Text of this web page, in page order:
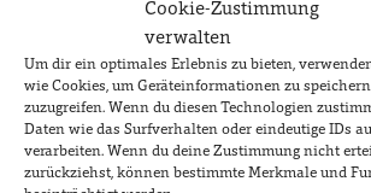
Cookie-Zustimmung
verwalten
Um dir ein optimales Erlebnis zu bieten,
wie Cookies, um Geräteinformationen zu
zuzugreifen. Wenn du diesen Technologien
Daten wie das Surfverhalten oder eindeutige IDs
verarbeiten. Wenn du deine Zustimmung nicht
zurückziehst, können bestimmte Merkmale und
Bundestagsabgeordnete
Newsletter